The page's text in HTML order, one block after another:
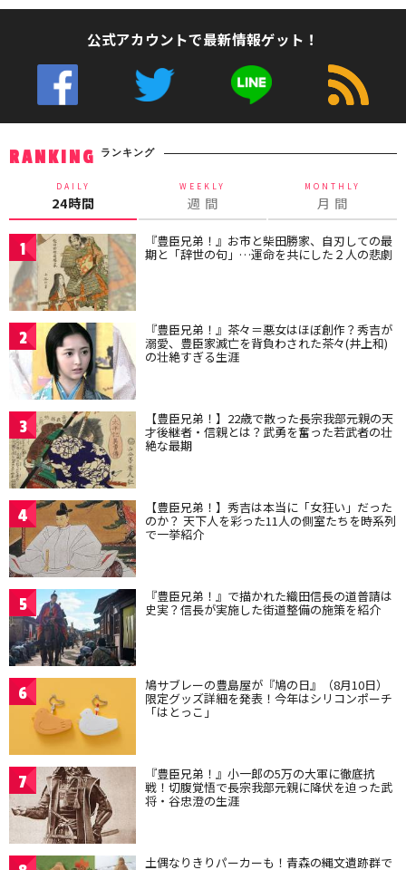
公式アカウントで最新情報ゲット！
RANKING ランキング
DAILY
24時間
WEEKLY
週 間
MONTHLY
月 間
1 『豊臣兄弟！』お市と柴田勝家、自刃しての最
期と「辞世の句」…運命を共にした２人の悲劇
2 『豊臣兄弟！』茶々＝悪女はほぼ創作？秀吉が
溺愛、豊臣家滅亡を背負わされた茶々(井上和)
の壮絶すぎる生涯
3 【豊臣兄弟！】22歳で散った長宗我部元親の天
才後継者・信親とは？武勇を奮った若武者の壮
絶な最期
4 【豊臣兄弟！】秀吉は本当に「女狂い」だった
のか？ 天下人を彩った11人の側室たちを時系列
で一挙紹介
5 『豊臣兄弟！』で描かれた織田信長の道普請は
史実？信長が実施した街道整備の施策を紹介
6 鳩サブレーの豊島屋が『鳩の日』（8月10日）
限定グッズ詳細を発表！今年はシリコンポーチ
「はとっこ」
7 『豊臣兄弟！』小一郎の5万の大軍に徹底抗
戦！切腹覚悟で長宗我部元親に降伏を迫った武
将・谷忠澄の生涯
土偶なりきりパーカーも！青森の縄文遺跡群で